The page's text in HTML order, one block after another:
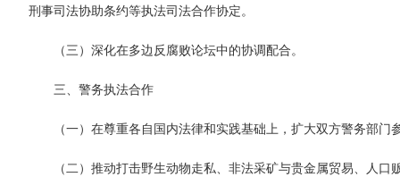
刑事司法协助条约等执法司法合作协定。
（三）深化在多边反腐败论坛中的协调配合。
三、警务执法合作
（一）在尊重各自国内法律和实践基础上，扩大双方警务部
（二）推动打击野生动物走私、非法采矿与贵金属贸易、人